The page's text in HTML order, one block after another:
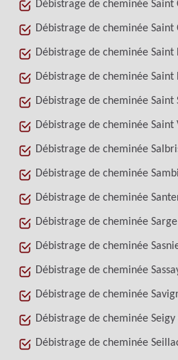
Débistrage de cheminée Saint
Débistrage de cheminée Saint
Débistrage de cheminée Saint
Débistrage de cheminée Saint
Débistrage de cheminée Saint
Débistrage de cheminée Saint
Débistrage de cheminée
Débistrage de cheminée
Débistrage de cheminée
Débistrage de cheminée
Débistrage de cheminée
Débistrage de cheminée
Débistrage de cheminée
Débistrage de cheminée Seigy
Débistrage de cheminée